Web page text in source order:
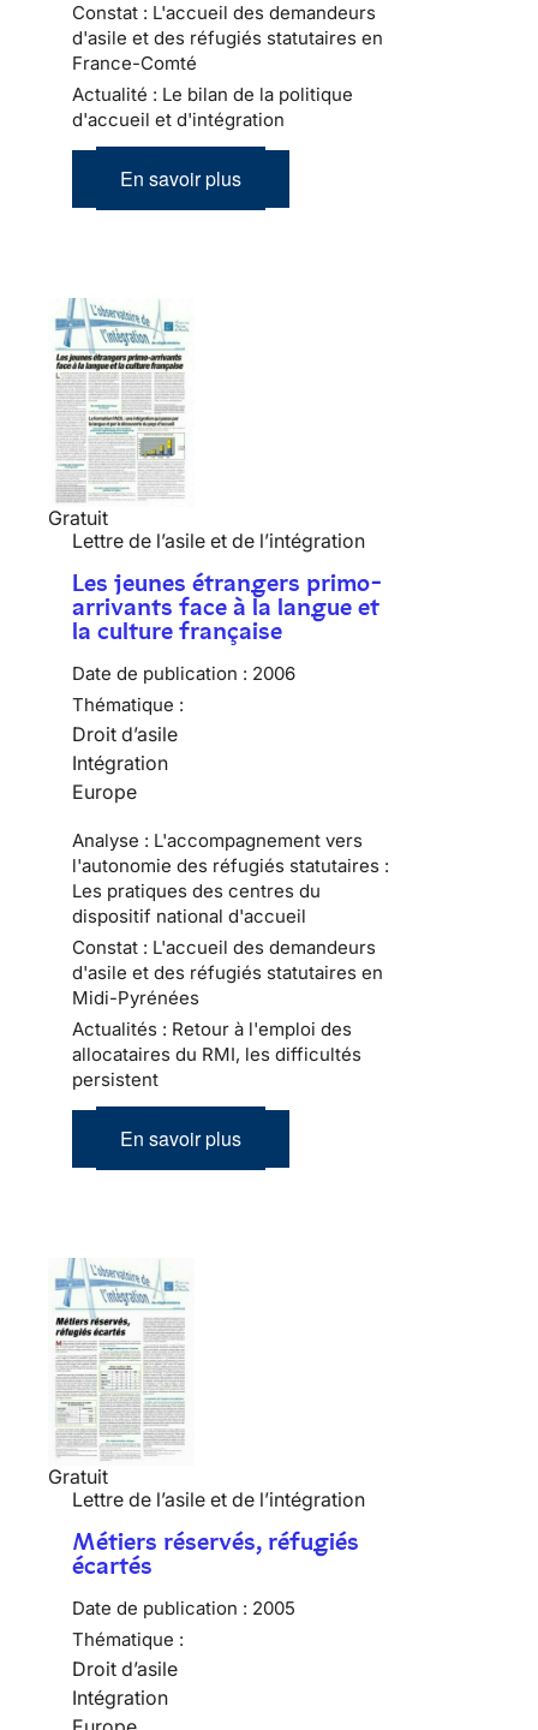
Constat : L'accueil des demandeurs
d'asile et des réfugiés statutaires en
France-Comté
Actualité : Le bilan de la politique
d'accueil et d'intégration
En savoir plus
Gratuit
Lettre de l’asile et de l’intégration
Les jeunes étrangers primo-
arrivants face à la langue et
la culture française
Date de publication : 2006
Thématique :
Droit d’asile
Intégration
Europe
Analyse : L'accompagnement vers
l'autonomie des réfugiés statutaires :
Les pratiques des centres du
dispositif national d'accueil
Constat : L'accueil des demandeurs
d'asile et des réfugiés statutaires en
Midi-Pyrénées
Actualités : Retour à l'emploi des
allocataires du RMI, les difficultés
persistent
En savoir plus
Gratuit
Lettre de l’asile et de l’intégration
Métiers réservés, réfugiés
écartés
Date de publication : 2005
Thématique :
Droit d’asile
Intégration